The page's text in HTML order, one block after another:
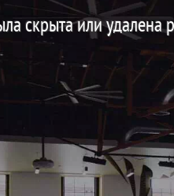
скрыта или удалена